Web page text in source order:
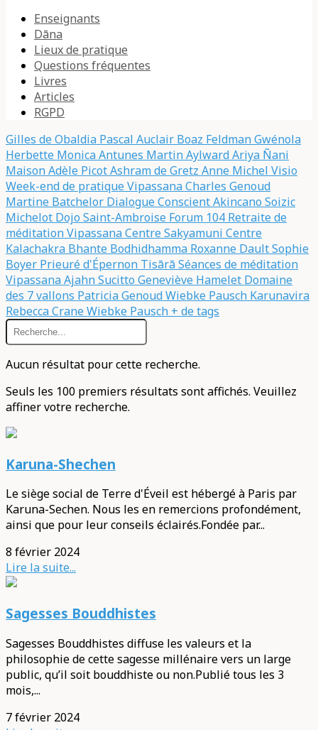
Enseignants
Dāna
Lieux de pratique
Questions fréquentes
Livres
Articles
RGPD
Gilles de Obaldia Pascal Auclair Boaz FeldmanGwénola
Herbette Monica Antunes Martin AylwardAriya Ñani
Maison Adèle PicotAshram de Gretz Anne Michel Visio
Week-end de pratique VipassanaCharles Genoud
Martine Batchelor Dialogue ConscientAkincano Soizic
Michelot Dojo Saint-Ambroise Forum 104 Retraite de
méditation VipassanaCentre Sakyamuni Centre
Kalachakra Bhante Bodhidhamma Roxanne DaultSophie
Boyer Prieuré d'Épernon TisārāSéances de méditation
VipassanaAjahn Sucitto Geneviève Hamelet Domaine
des 7 vallons Patricia GenoudWiebke Pausch Karunavira
Rebecca CraneWiebke Pausch + de tags
Aucun résultat pour cette recherche.
Seuls les 100 premiers résultats sont affichés. Veuillez
affiner votre recherche.
Karuna-Shechen
Le siège social de Terre d'Éveil est hébergé à Paris par
Karuna-Sechen. Nous les en remercions profondément,
ainsi que pour leur conseils éclairés.Fondée par...
8 février 2024
Lire la suite...
Sagesses Bouddhistes
Sagesses Bouddhistes diffuse les valeurs et la
philosophie de cette sagesse millénaire vers un large
public, qu’il soit bouddhiste ou non.Publié tous les 3
mois,...
7 février 2024